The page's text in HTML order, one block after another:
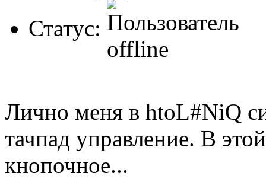
Статус:
Лично меня в htoL#NiQ
тачпад управление. В
кнопочное...